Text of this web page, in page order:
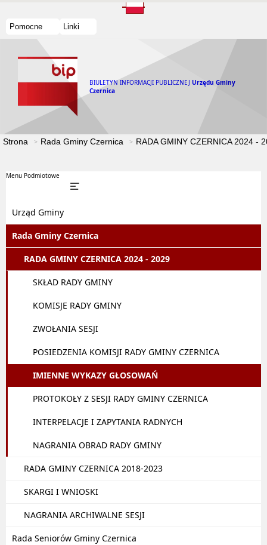
Pomocne Linki
BIULETYN INFORMACJI PUBLICZNEJ Urzędu Gminy
Czernica
Strona Rada Gminy Czernica RADA GMINY CZERNICA 2024 -
Menu Podmiotowe
Urząd Gminy
Rada Gminy Czernica
RADA GMINY CZERNICA 2024 - 2029
SKŁAD RADY GMINY
KOMISJE RADY GMINY
ZWOŁANIA SESJI
POSIEDZENIA KOMISJI RADY GMINY CZERNICA
IMIENNE WYKAZY GŁOSOWAŃ
PROTOKOŁY Z SESJI RADY GMINY CZERNICA
INTERPELACJE I ZAPYTANIA RADNYCH
NAGRANIA OBRAD RADY GMINY
RADA GMINY CZERNICA 2018-2023
SKARGI I WNIOSKI
NAGRANIA ARCHIWALNE SESJI
Rada Seniorów Gminy Czernica